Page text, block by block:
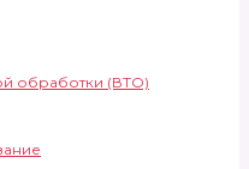
обработки (ВТО)